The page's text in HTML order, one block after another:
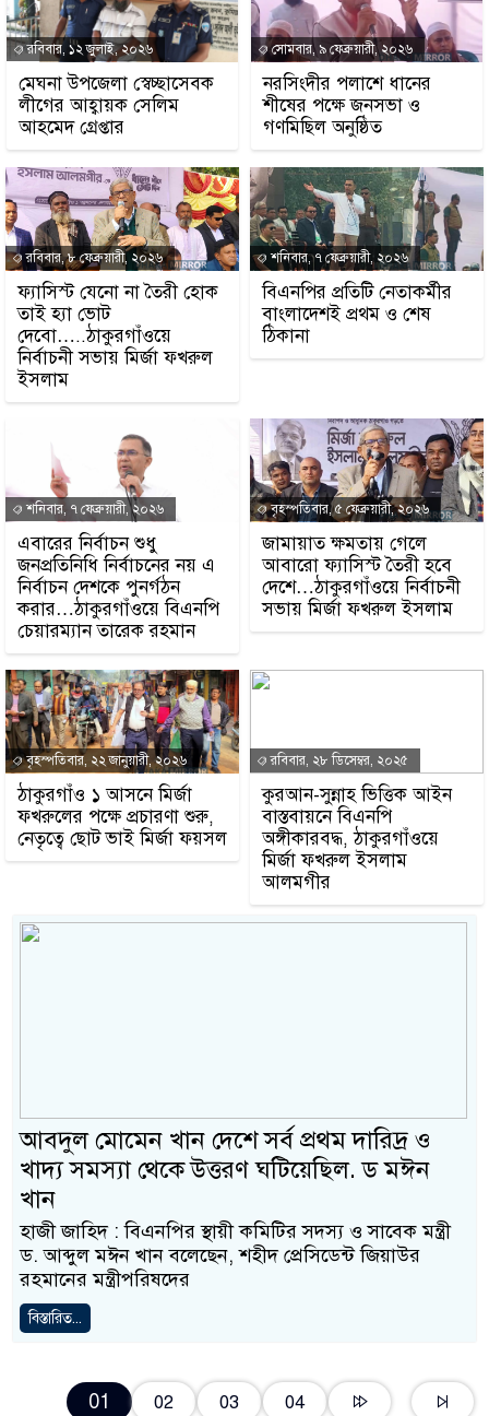
রবিবার, ১২ জুলাই, ২০২৬
মেঘনা উপজেলা স্বেচ্ছাসেবক
লীগের আহ্বায়ক সেলিম
আহমেদ গ্রেপ্তার
সোমবার, ৯ ফেব্রুয়ারী, ২০২৬
নরসিংদীর পলাশে ধানের
শীষের পক্ষে জনসভা ও
গণমিছিল অনুষ্ঠিত
রবিবার, ৮ ফেব্রুয়ারী, ২০২৬
ফ্যাসিস্ট যেনো না তৈরী হোক
তাই হ্যা ভোট
দেবো…..ঠাকুরগাঁওয়ে
নির্বাচনী সভায় মির্জা ফখরুল
ইসলাম
শনিবার, ৭ ফেব্রুয়ারী, ২০২৬
বিএনপির প্রতিটি নেতাকর্মীর
বাংলাদেশই প্রথম ও শেষ
ঠিকানা
শনিবার, ৭ ফেব্রুয়ারী, ২০২৬
এবারের নির্বাচন শুধু
জনপ্রতিনিধি নির্বাচনের নয় এ
নির্বাচন দেশকে পুনর্গঠন
করার…ঠাকুরগাঁওয়ে বিএনপি
চেয়ারম্যান তারেক রহমান
বৃহস্পতিবার, ৫ ফেব্রুয়ারী, ২০২৬
জামায়াত ক্ষমতায় গেলে
আবারো ফ্যাসিস্ট তৈরী হবে
দেশে…ঠাকুরগাঁওয়ে নির্বাচনী
সভায় মির্জা ফখরুল ইসলাম
বৃহস্পতিবার, ২২ জানুয়ারী, ২০২৬
ঠাকুরগাঁও ১ আসনে মির্জা
ফখরুলের পক্ষে প্রচারণা শুরু,
নেতৃত্বে ছোট ভাই মির্জা ফয়সল
রবিবার, ২৮ ডিসেম্বর, ২০২৫
কুরআন-সুন্নাহ ভিত্তিক আইন
বাস্তবায়নে বিএনপি
অঙ্গীকারবদ্ধ, ঠাকুরগাঁওয়ে
মির্জা ফখরুল ইসলাম
আলমগীর
আবদুল মোমেন খান দেশে সর্ব প্রথম দারিদ্র ও
খাদ্য সমস্যা থেকে উত্তরণ ঘটিয়েছিল. ড মঈন
খান
হাজী জাহিদ : বিএনপির স্থায়ী কমিটির সদস্য ও সাবেক মন্ত্রী
ড. আব্দুল মঈন খান বলেছেন, শহীদ প্রেসিডেন্ট জিয়াউর
রহমানের মন্ত্রীপরিষদের
বিস্তারিত...
01 02 03 04